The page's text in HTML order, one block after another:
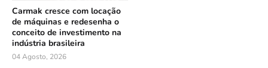
Carmak cresce com locação
de máquinas e redesenha o
conceito de investimento na
indústria brasileira
04 Agosto, 2026